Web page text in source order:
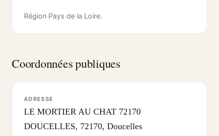
Région Pays de la Loire.
Coordonnées publiques
ADRESSE
LE MORTIER AU CHAT 72170
DOUCELLES, 72170, Doucelles